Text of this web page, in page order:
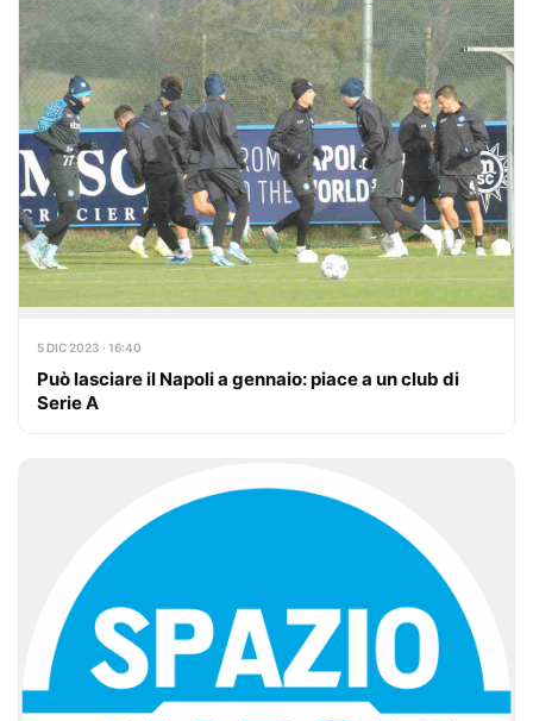
5 DIC 2023 · 16:40
Può lasciare il Napoli a gennaio: piace a un club di
Serie A